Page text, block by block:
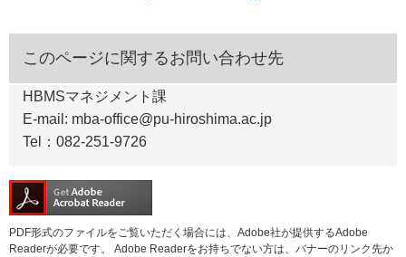
このページに関するお問い合わせ先
HBMSマネジメント課
E-mail: mba-office@pu-hiroshima.ac.jp
Tel：082-251-9726
PDF形式のファイルをご覧いただく場合には、Adobe社が提供するAdobe
Readerが必要です。
Adobe Readerをお持ちでない方は、バナーのリンク先か